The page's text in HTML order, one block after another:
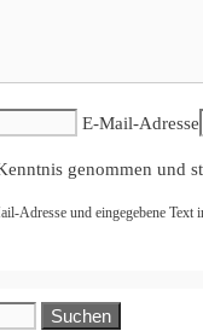
E-Mail-Adresse
genommen und
Adresse und eingegebene